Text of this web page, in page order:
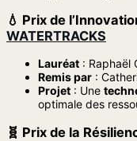
💧 Prix de
WATERTRACKS
Lauréat : Raphaël
Remis par :
Projet : Une
optimale des
🧬 Prix de la